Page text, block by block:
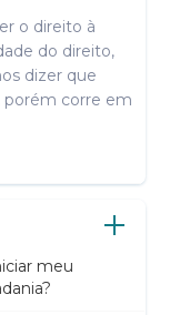
o direito à
do direito,
dizer que
porém corre em
meu